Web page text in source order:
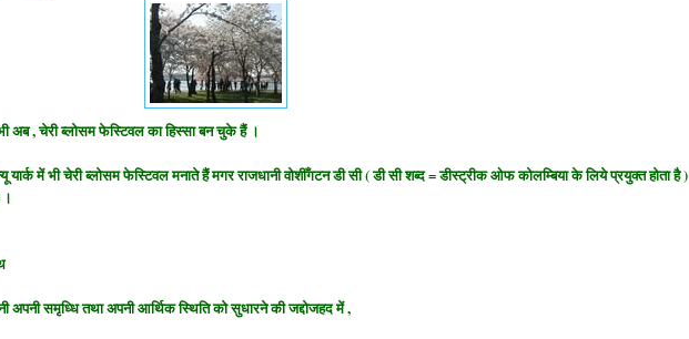
अब , चेरी ब्लोसम फेस्टिवल का हिस्सा बन चुके हैं ।
में भी चेरी ब्लोसम फेस्टिवल मनाते हैं मगर राजधानीवोशीँगटन डी सी ( डी सी शब्द = डीस्ट्रीक ओफ कोलम्बिया के लिये प्रयुक्त होता है )
समृध्धि तथा अपनी आर्थिक स्थिति को सुधारने कीजद्दोजहदमें ,